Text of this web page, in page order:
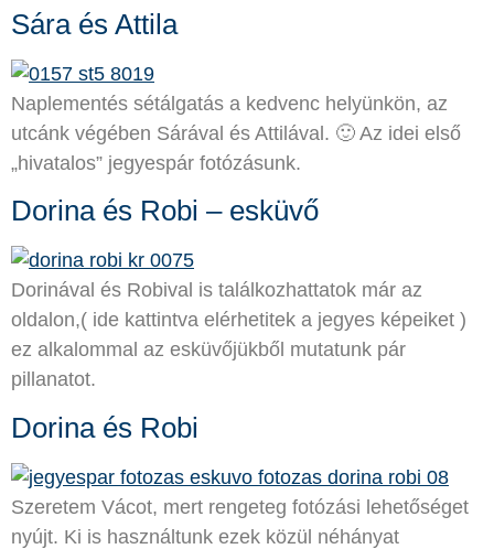
Sára és Attila
Naplementés sétálgatás a kedvenc helyünkön, az
utcánk végében Sárával és Attilával. 🙂 Az idei első
„hivatalos” jegyespár fotózásunk.
Dorina és Robi – esküvő
Dorinával és Robival is találkozhattatok már az
oldalon,( ide kattintva elérhetitek a jegyes képeiket )
ez alkalommal az esküvőjükből mutatunk pár
pillanatot.
Dorina és Robi
Szeretem Vácot, mert rengeteg fotózási lehetőséget
nyújt. Ki is használtunk ezek közül néhányat